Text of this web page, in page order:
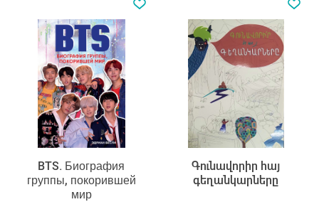
BTS. Биография
группы, покорившей
мир
Գունավորիր հայ
գեղանկարները